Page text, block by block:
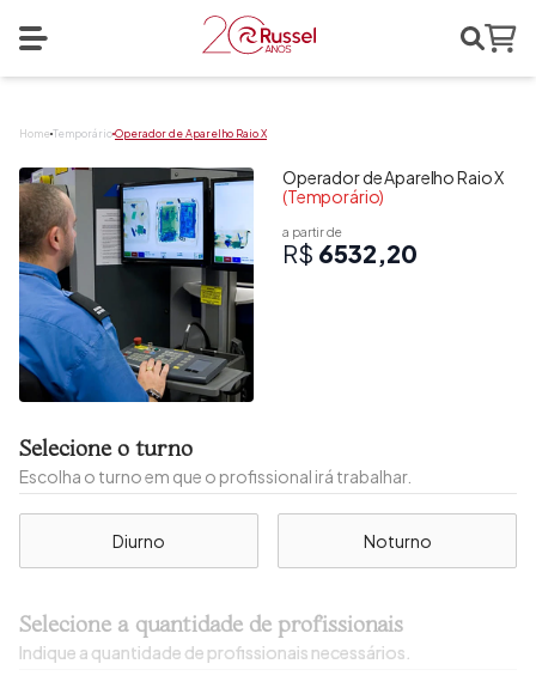
Abrir menu
Home
Search
Home TemporárioOperador de Aparelho Raio X
Operador de Aparelho Raio X
(Temporário)
a partir de
R$ 6532,20
Selecione o turno
Escolha o turno em que o profissional irá trabalhar.
Diurno Noturno
Selecione a quantidade de profissionais
Indique a quantidade de profissionais necessários.